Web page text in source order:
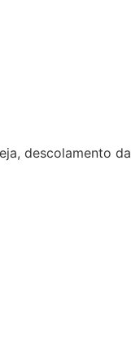
descolamento da